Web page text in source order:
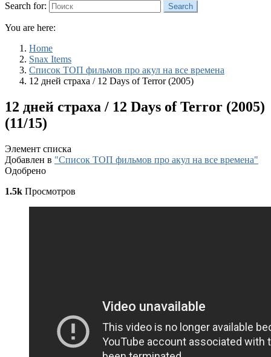
Search for:
Search
You are here:
Home
Snax Items
Список ТОП фильмов про акул на все времена
12 дней страха / 12 Days of Terror (2005)
12 дней страха / 12 Days of Terror (2005)
(11/15)
Элемент списка
Добавлен в "Список ТОП фильмов про акул на все времена"
Одобрено
1.5k Просмотров